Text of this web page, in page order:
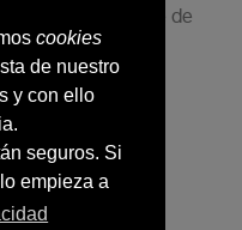
cookies
de nuestro
y con ello
seguros. Si
empieza a
se cite la fuente de
LEGAL.